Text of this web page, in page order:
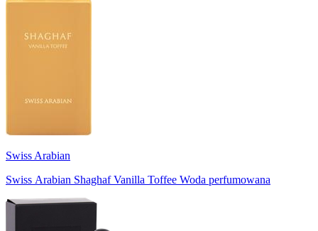
Swiss Arabian
Swiss Arabian Shaghaf Vanilla Toffee Woda perfumowana